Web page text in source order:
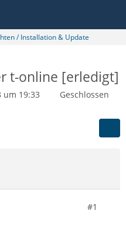
/ Installation & Update
t-online [erledigt]
um 19:33
Geschlossen
#1